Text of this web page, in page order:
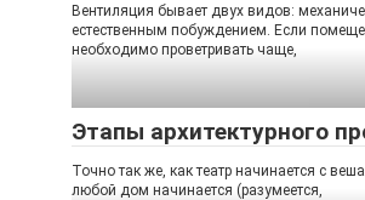
Вентиляция бывает двух видов:
естественным побуждением. Если
необходимо проветривать чаще,
Этапы архитектурного
Точно так же, как театр начинается с
любой дом начинается (разумеется,